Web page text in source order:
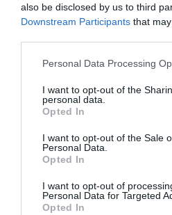
also be disclosed by us to third
Downstream Participants that
Personal Data Processing
I want to opt-out of the
personal data.
Opted In
I want to opt-out of the Sale
Personal Data.
Opted In
I want to opt-out of
Personal Data for Targeted
Opted In
Minifalda Hippie Cruzada con
Bordados y Flecos
21,24
Ver producto